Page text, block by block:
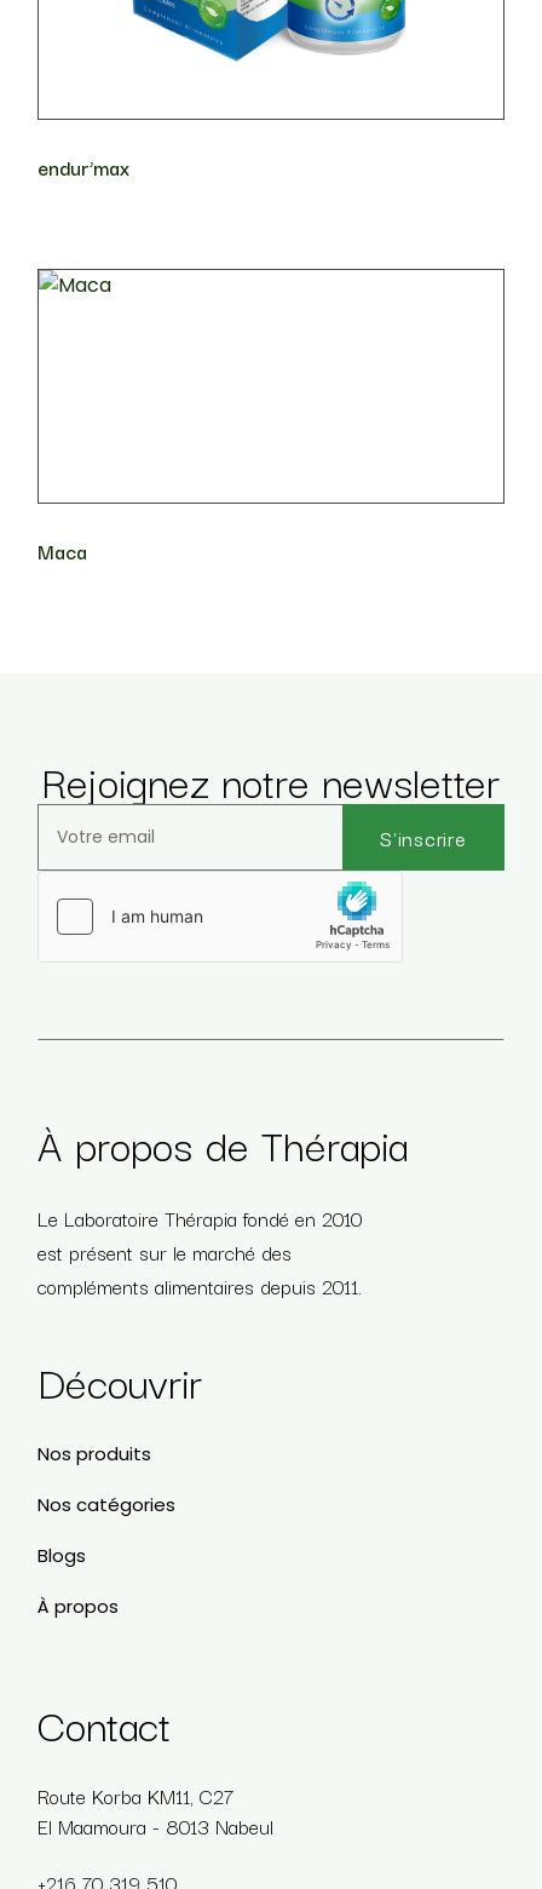
endur’max
Maca
Rejoignez notre newsletter
S'inscrire
À propos de Thérapia
Le Laboratoire Thérapia fondé en 2010
est présent sur le marché des
compléments alimentaires depuis 2011.
Découvrir
Nos produits
Nos catégories
Blogs
À propos
Contact
Route Korba KM11, C27
El Maamoura - 8013 Nabeul